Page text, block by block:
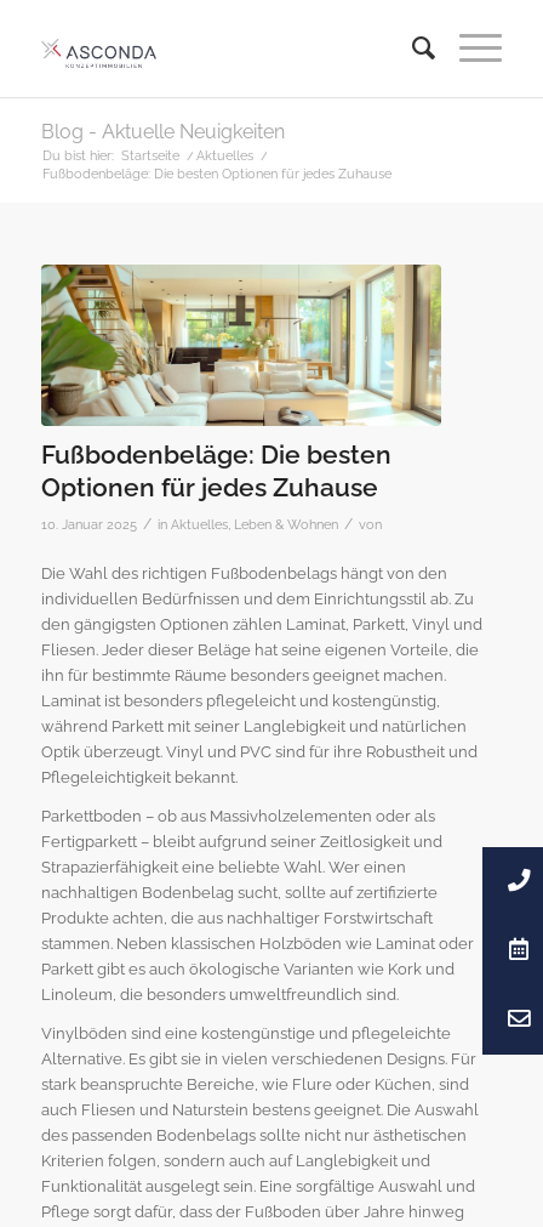
Blog - Aktuelle Neuigkeiten
Du bist hier: Startseite / Aktuelles /
Fußbodenbeläge: Die besten Optionen für jedes Zuhause
Fußbodenbeläge: Die besten
Optionen für jedes Zuhause
10. Januar 2025 / in Aktuelles, Leben & Wohnen / von
Die Wahl des richtigen Fußbodenbelags hängt von den
individuellen Bedürfnissen und dem Einrichtungsstil ab. Zu
den gängigsten Optionen zählen Laminat, Parkett, Vinyl und
Fliesen. Jeder dieser Beläge hat seine eigenen Vorteile, die
ihn für bestimmte Räume besonders geeignet machen.
Laminat ist besonders pflegeleicht und kostengünstig,
während Parkett mit seiner Langlebigkeit und natürlichen
Optik überzeugt. Vinyl und PVC sind für ihre Robustheit und
Pflegeleichtigkeit bekannt.
Parkettboden – ob aus Massivholzelementen oder als
Fertigparkett – bleibt aufgrund seiner Zeitlosigkeit und
Strapazierfähigkeit eine beliebte Wahl. Wer einen
nachhaltigen Bodenbelag sucht, sollte auf zertifizierte
Produkte achten, die aus nachhaltiger Forstwirtschaft
stammen. Neben klassischen Holzböden wie Laminat oder
Parkett gibt es auch ökologische Varianten wie Kork und
Linoleum, die besonders umweltfreundlich sind.
Vinylböden sind eine kostengünstige und pflegeleichte
Alternative. Es gibt sie in vielen verschiedenen Designs. Für
stark beanspruchte Bereiche, wie Flure oder Küchen, sind
auch Fliesen und Naturstein bestens geeignet. Die Auswahl
des passenden Bodenbelags sollte nicht nur ästhetischen
Kriterien folgen, sondern auch auf Langlebigkeit und
Funktionalität ausgelegt sein. Eine sorgfältige Auswahl und
Pflege sorgt dafür, dass der Fußboden über Jahre hinweg